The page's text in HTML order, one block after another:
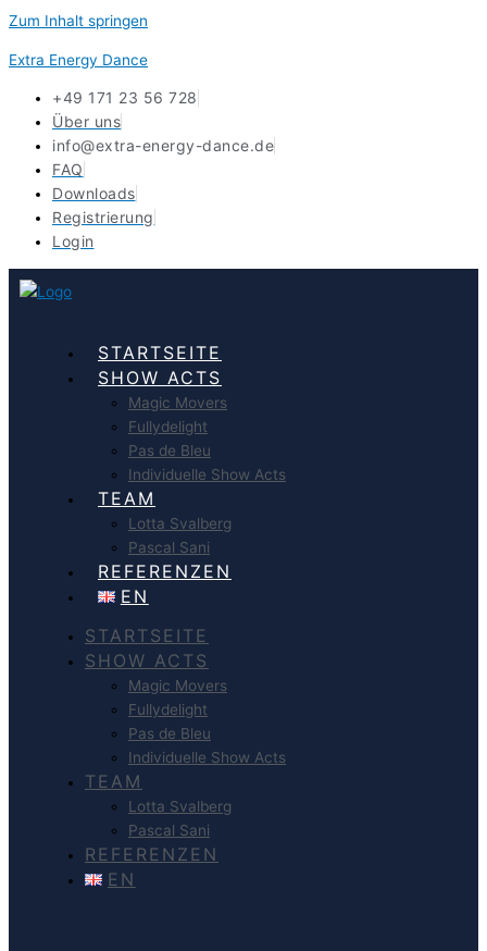
Zum Inhalt springen
Extra Energy Dance
+49 171 23 56 728
Über uns
info@extra-energy-dance.de
FAQ
Downloads
Registrierung
Login
STARTSEITE
SHOW ACTS
Magic Movers
Fullydelight
Pas de Bleu
Individuelle Show Acts
TEAM
Lotta Svalberg
Pascal Sani
REFERENZEN
EN
STARTSEITE
SHOW ACTS
Magic Movers
Fullydelight
Pas de Bleu
Individuelle Show Acts
TEAM
Lotta Svalberg
Pascal Sani
REFERENZEN
EN